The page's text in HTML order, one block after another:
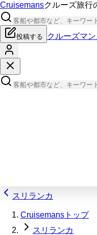
Cruisemansクルーズ旅行
投稿する クルーズマ
スリランカ
Cruisemansトップ
スリランカ